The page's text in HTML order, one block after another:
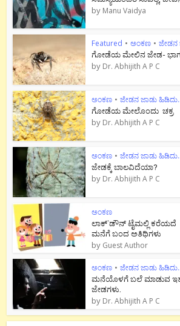
by Manu Vaidya
Featured • ಅಂಕಣ • ಜೇಡನ
ಗೋಡೆಯ ಮೇಲಿನ ಜೇಡ-
by Dr. Abhijith A P C
ಅಂಕಣ • ಜೇಡನ ಜಾಡು ಹಿಡಿದು..
ಗೋಡೆಯ ಮೇಲೊಂದು ಚಕ್ರ
by Dr. Abhijith A P C
ಅಂಕಣ • ಜೇಡನ ಜಾಡು ಹಿಡಿದು..
ಜೇಡಕ್ಕೆ ಬಾಲವಿದೆಯಾ?
by Dr. Abhijith A P C
ಅಂಕಣ
ಲಾಕ್`ಡೌನ್ ಟೈಮಲ್ಲಿ ಕರೆಯದೆ
ಮನೆಗೆ ಬಂದ ಅತಿಥಿಗಳು
by Guest Author
ಅಂಕಣ • ಜೇಡನ ಜಾಡು ಹಿಡಿದು..
ಮನೆಯೊಳಗೆ ಬಲೆ ಮಾಡುವ
ಜೇಡಗಳು.
by Dr. Abhijith A P C